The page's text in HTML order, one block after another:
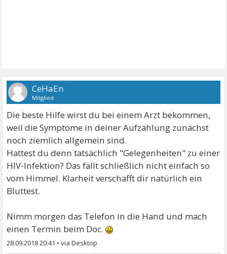
CeHaEn
Mitglied
Die beste Hilfe wirst du bei einem Arzt bekommen,
weil die Symptome in deiner Aufzählung zunächst
noch ziemlich allgemein sind.
Hattest du denn tatsächlich "Gelegenheiten" zu einer
HIV-Infektion? Das fällt schließlich nicht einfach so
vom Himmel. Klarheit verschafft dir natürlich ein
Bluttest.
Nimm morgen das Telefon in die Hand und mach
einen Termin beim Doc.
28.09.2018 20:41 •